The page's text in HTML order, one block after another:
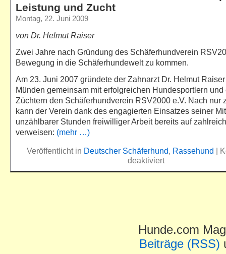
Leistung und Zucht
Montag, 22. Juni 2009
von Dr. Helmut Raiser
Zwei Jahre nach Gründung des Schäferhundverein
Bewegung in die Schäferhundewelt zu kommen.
Am 23. Juni 2007 gründete der Zahnarzt Dr. Helmut
Münden gemeinsam mit erfolgreichen Hundesportlern und
Züchtern den Schäferhundverein RSV2000 e.V. Nach nur
kann der Verein dank des engagierten Einsatzes seiner
unzählbarer Stunden freiwilliger Arbeit bereits auf
verweisen: (mehr …)
Veröffentlicht in Deutscher Schäferhund, Rassehund |
deaktiviert
Hunde.com
Beiträge (RSS)